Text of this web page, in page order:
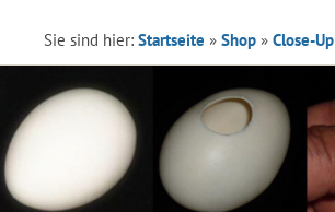
Sie sind hier: Startseite » Shop » Close-Up